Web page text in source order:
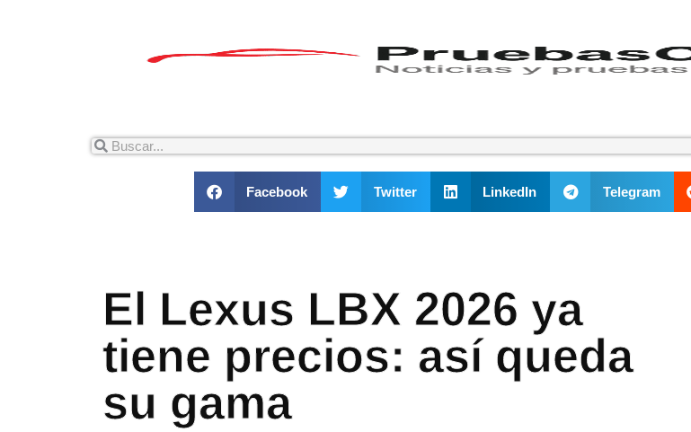
Facebook Twitter LinkedIn Telegram
El Lexus LBX 2026 ya
tiene precios: así queda
su gama